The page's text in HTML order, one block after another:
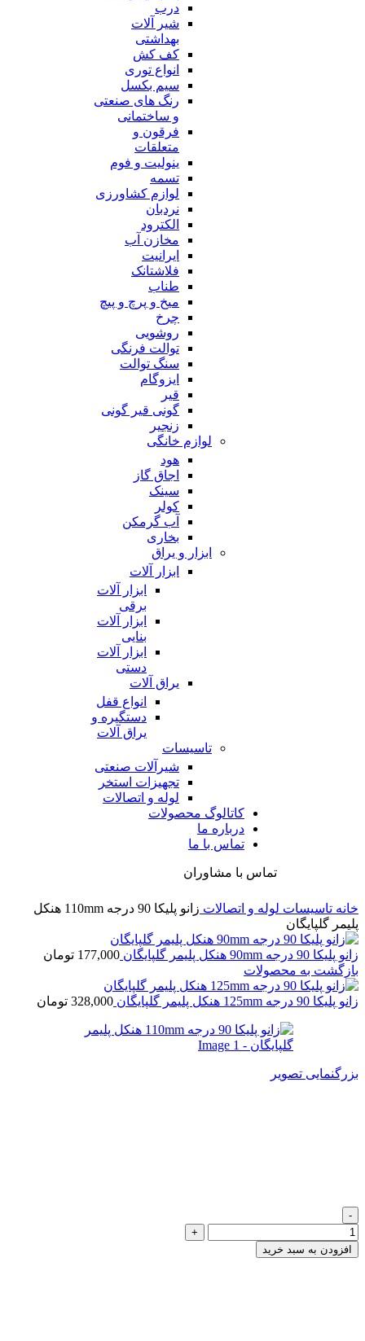
درب
شیر آلات
بهداشتی
کف کش
انواع توری
سیم بکسل
رنگ های صنعتی
و ساختمانی
فرقون و
متعلقات
ینولیت و فوم
تسمه
لوازم کشاورزی
نردبان
الکترود
مخازن آب
ایرانیت
فلاشتانک
طناب
میخ و پرچ و پیچ
چرخ
روشویی
توالت فرنگی
سنگ توالت
ایزوگام
قیر
گونی قیر گونی
زنجیر
لوازم خانگی
هود
اجاق گاز
سینک
کولر
آب گرمکن
بخاری
ابزار و یراق
ابزار آلات
ابزار آلات
برقی
ابزار آلات
بنایی
ابزار آلات
دستی
یراق آلات
انواع قفل
دستگیره و
یراق آلات
تاسیسات
شیرآلات صنعتی
تجهیزات استخر
لوله و اتصالات
کاتالوگ محصولات
درباره ما
تماس با ما
تماس با مشاوران
خانه تاسیسات لوله و اتصالات
زانو پلیکا 90 درجه 110mm هنکل
پلیمر گلپایگان
زانو پلیکا 90 درجه 90mm هنکل پلیمر گلپایگان 177,000 تومان
بازگشت به محصولات
زانو پلیکا 90 درجه 125mm هنکل پلیمر گلپایگان 328,000 تومان
بزرگنمایی تصویر
افزودن به سبد خرید